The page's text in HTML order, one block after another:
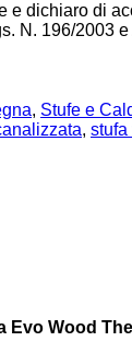
e dichiaro di
N. 196/2003
, Stufe e
, stufa
Evo Wood